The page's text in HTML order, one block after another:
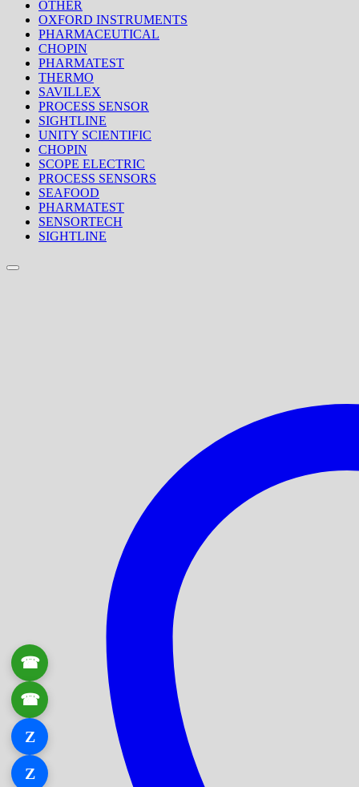
OTHER
OXFORD INSTRUMENTS
PHARMACEUTICAL
CHOPIN
PHARMATEST
THERMO
SAVILLEX
PROCESS SENSOR
SIGHTLINE
UNITY SCIENTIFIC
CHOPIN
SCOPE ELECTRIC
PROCESS SENSORS
SEAFOOD
PHARMATEST
SENSORTECH
SIGHTLINE
☎ 0906 061 857
☎
Z
Z